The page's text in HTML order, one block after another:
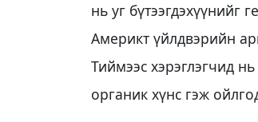
нь уг бүтээгдэхүүнийг
Америкт үйлдвэрийн
Тиймээс хэрэглэгчид
органик хүнс гэж